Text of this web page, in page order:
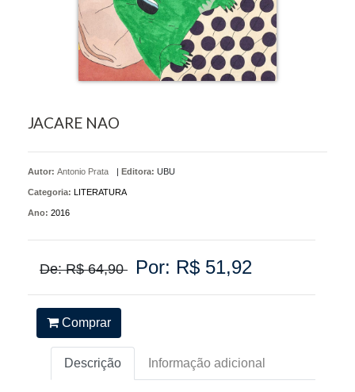
JACARE NAO
Autor: Antonio Prata | Editora: UBU
Categoria: LITERATURA
Ano: 2016
De: R$ 64,90 Por: R$ 51,92
Comprar
Descrição Informação adicional